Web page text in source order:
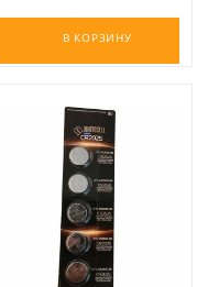
В КОРЗИНУ